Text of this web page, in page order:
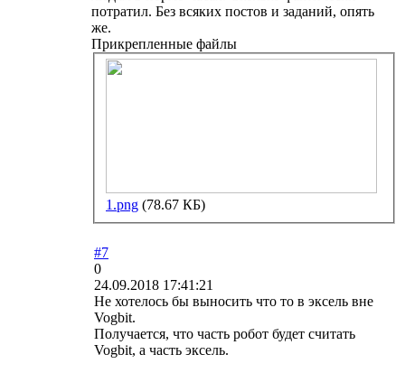
потратил. Без всяких постов и заданий, опять
же.
Прикрепленные файлы
1.png (78.67 КБ)
#7
0
24.09.2018 17:41:21
Не хотелось бы выносить что то в эксель вне
Vogbit.
Получается, что часть робот будет считать
Vogbit, а часть эксель.